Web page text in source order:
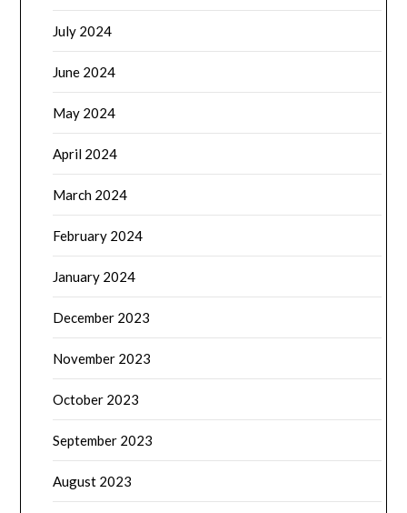
July 2024
June 2024
May 2024
April 2024
March 2024
February 2024
January 2024
December 2023
November 2023
October 2023
September 2023
August 2023